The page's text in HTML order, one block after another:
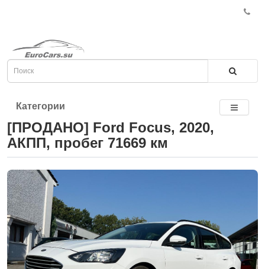
Категории
[ПРОДАНО] Ford Focus, 2020,
АКПП, пробег 71669 км